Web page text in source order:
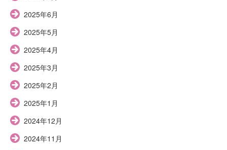
2025年6月
2025年5月
2025年4月
2025年3月
2025年2月
2025年1月
2024年12月
2024年11月